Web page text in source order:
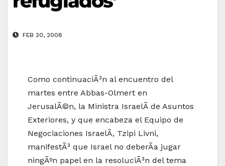
FEB 20, 2008
Como continuaciÃ³n al encuentro del
martes entre Abbas-Olmert en
JerusalÃ©n, la Ministra IsraelÃ­ de Asuntos
Exteriores, y que encabeza el Equipo de
Negociaciones IsraelÃ­, Tzipi Livni,
manifestÃ³ que Israel no deberÃ­a jugar
ningÃºn papel en la resoluciÃ³n del tema